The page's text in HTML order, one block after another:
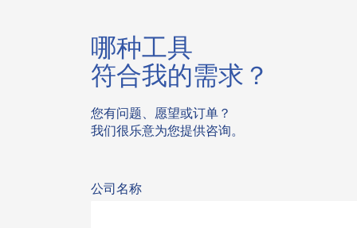
哪种工具
符合我的需求？
您有问题、愿望或订单？
我们很乐意为您提供咨询。
公司名称